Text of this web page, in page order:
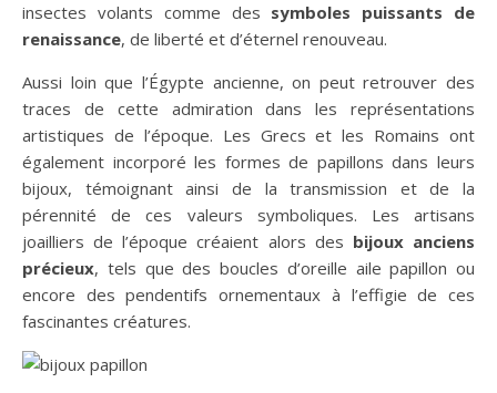
insectes volants comme des symboles puissants de
renaissance, de liberté et d’éternel renouveau.
Aussi loin que l’Égypte ancienne, on peut retrouver des
traces de cette admiration dans les représentations
artistiques de l’époque. Les Grecs et les Romains ont
également incorporé les formes de papillons dans leurs
bijoux, témoignant ainsi de la transmission et de la
pérennité de ces valeurs symboliques. Les artisans
joailliers de l’époque créaient alors des bijoux anciens
précieux, tels que des boucles d’oreille aile papillon ou
encore des pendentifs ornementaux à l’effigie de ces
fascinantes créatures.